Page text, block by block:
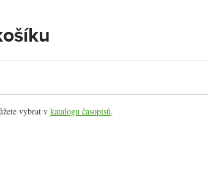
vybrat v katalogu časopisů.